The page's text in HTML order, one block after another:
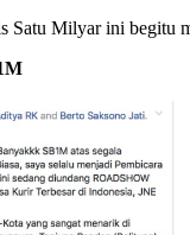
Satu Milyar ini begitu